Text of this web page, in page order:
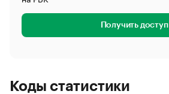
Получить доступ
Коды статистики